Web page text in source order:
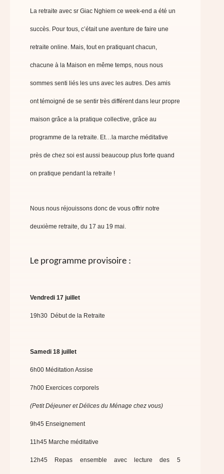
La retraite avec sr Giac Nghiem ce week-end a été un
succès. Pour tous, c’était une aventure de faire une
retraite online. Mais, tout en pratiquant chacun,
chacune à la Maison en même temps, nous nous
sommes senti liés les uns avec les autres. Des amis
ont témoigné de se sentir très différent dans leur propre
maison grâce a la pratique collective, grâce au
programme de la retraite. Et…la marche méditative
près de chez soi est aussi beaucoup plus forte quand
on pratique pendant la retraite !
Nous nous réjouissons donc de vous offrir notre
deuxième retraite, du 17 au 19 mai.
Le programme provisoire :
Vendredi 17 juillet
19h30 Début de la Retraite
Samedi 18 juillet
6h00 Méditation Assise
7h00 Exercices corporels
(Petit Déjeuner et Délices du Ménage chez vous)
9h45 Enseignement
11h45 Marche méditative
12h45 Repas ensemble avec lecture des 5